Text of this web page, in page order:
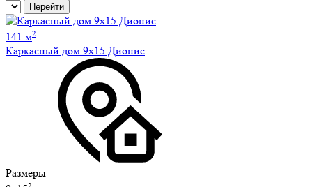
Перейти
141 м2
Каркасный дом 9х15 Дионис
Размеры